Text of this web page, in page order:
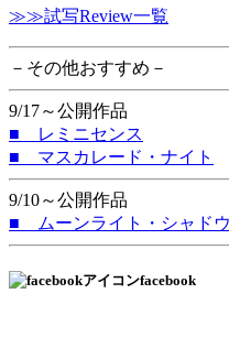
≫≫試写Review一覧
－その他おすすめ－
9/17～公開作品
■ レミニセンス
■ マスカレード・ナイト
9/10～公開作品
■ ムーンライト・シャドウ
facebook